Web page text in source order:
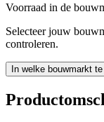
Voorraad in de
Selecteer jouw
controleren.
In welke bouwmarkt